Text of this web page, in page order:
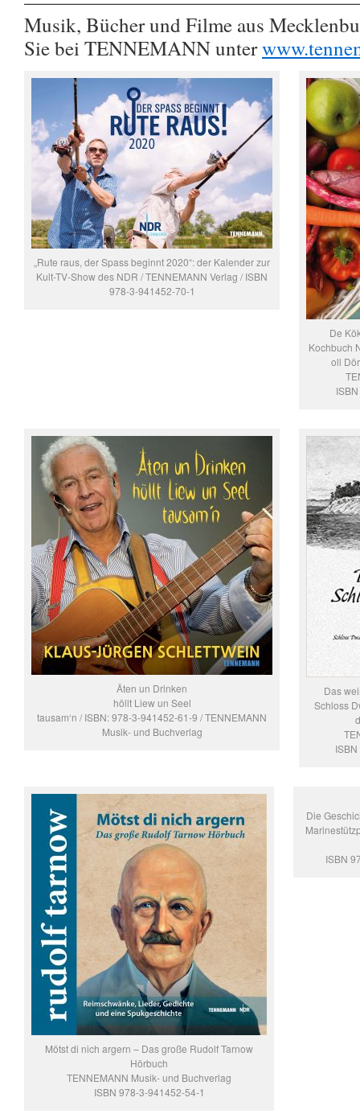
Musik, Bücher und Filme aus
Sie bei TENNEMANN unter
„Rute raus, der Spass beginnt 2020“: der Kalender zur
Kult-TV-Show des NDR / TENNEMANN Verlag / ISBN
978-3-941452-70-1
De
Kochbuch
oll
Äten un Drinken
höllt Liew un Seel
tausam‘n / ISBN: 978-3-941452-61-9 / TENNEMANN
Musik- und Buchverlag
Das
Schloss
Mötst di nich argern – Das große Rudolf Tarnow
Hörbuch
TENNEMANN Musik- und Buchverlag
ISBN 978-3-941452-54-1
Die
ISBN